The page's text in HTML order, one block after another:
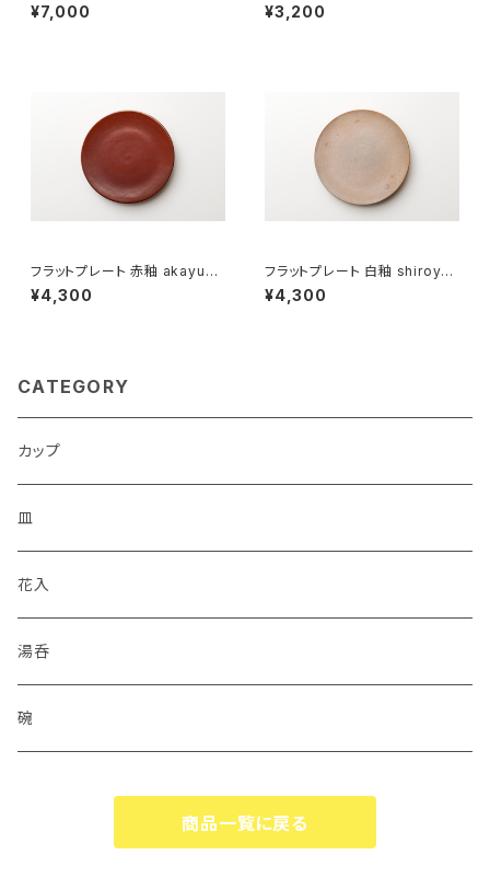
¥7,000
cm）
¥3,200
フラットプレート 赤釉 akayu（2
1cm）
¥4,300
フラットプレート 白釉 shiroyu
（21cm）
¥4,300
CATEGORY
カップ
皿
花入
湯呑
碗
商品一覧に戻る